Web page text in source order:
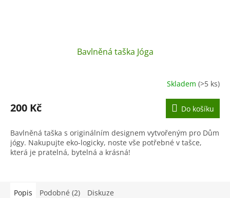
Bavlněná taška Jóga
Skladem (>5 ks)
200 Kč Do košíku
Bavlněná taška s originálním designem vytvořeným pro Dům
jógy. Nakupujte eko-logicky, noste vše potřebné v tašce,
která je pratelná, bytelná a krásná!
Popis Podobné (2) Diskuze